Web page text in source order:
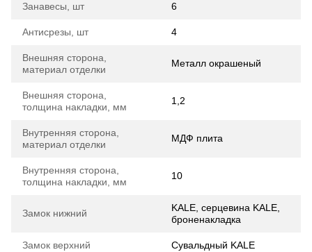
Занавесы, шт 6
Антисрезы, шт 4
Внешняя сторона,
материал отделки
Металл окрашеный
Внешняя сторона,
толщина накладки, мм
1,2
Внутренняя сторона,
материал отделки
МДФ плита
Внутренняя сторона,
толщина накладки, мм
10
Замок нижний
KALE, серцевина KALE,
броненакладка
Замок верхний Сувальдный KALE